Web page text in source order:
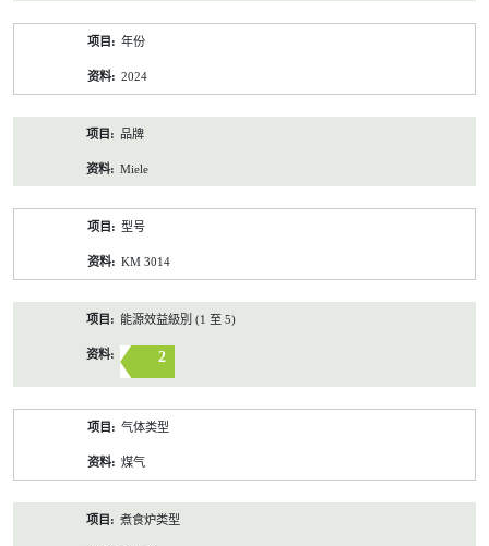
年份
2024
品牌
Miele
型号
KM 3014
能源效益級別 (1 至 5)
2
气体类型
煤气
煮食炉类型